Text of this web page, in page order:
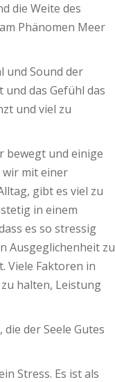
die Weite des
Phänomen Meer
und Sound der
und das Gefühl das
und viel zu
bewegt und einige
wir mit einer
gibt es viel zu
in einem
es so stressig
Ausgeglichenheit zu
Viele Faktoren in
halten, Leistung
der Seele Gutes
Stress. Es ist als